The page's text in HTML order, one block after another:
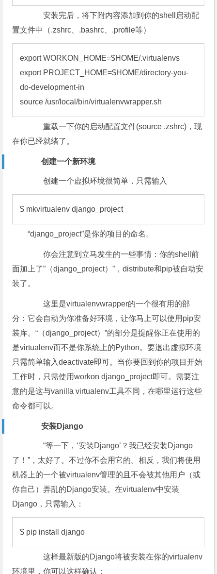
安装完后，将下附内容添加到你的shell启动配
置文件中（.zshrc、.bashrc、.profile等）
export WORKON_HOME=$HOME/.virtualenvs
export PROJECT_HOME=$HOME/directory-you-
do-development-in
source /usr/local/bin/virtualenvwrapper.sh
重载一下你的启动配置文件(source .zshrc)，现
在你已经就绪了。
创建一个新环境
创建一个虚拟环境很简单，只需输入
$ mkvirtualenv django_project
“django_project”是你的项目的命名。
你会注意到立马发生的一些事情：你的shell前
面加上了”（django_project）”，distribute和pip被自动安
装了。
这里是virtualenvwrapper的一个很有用的部
分：它会自动为你准备好环境，让你马上可以使用pip安
装库。“（django_project）”的部分是提醒你正在使用的
是virtualenv而不是你系统上的Python。要退出虚拟环境
只需简单输入deactivate即可。当你要回到你的项目开始
工作时，只需使用workon django_project即可。需要注
意的是这与vanilla virtualenv工具不同，在哪里运行这些
命令都可以。
安装Django
“等一下，‘安装Django’？我已经安装Django
了！”，太好了。不过你不会用它的。相反，我们将使用
机器上的一个被virtualenv管理的且不会被其他用户（或
你自己）弄乱的Django安装。在virtualenv中安装
Django，只需输入：
$ pip install django
这样最新版的Django将被安装在你的virtualenv
环境里，你可以这样确认：